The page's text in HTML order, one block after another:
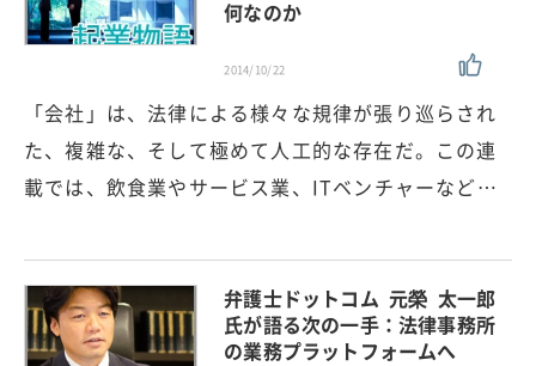
何なのか
2014/10/22
「会社」は、法律による様々な規律が張り巡らされ
た、複雑な、そして極めて人工的な存在だ。この連
載では、飲食業やサービス業、ITベンチャーなど…
弁護士ドットコム 元榮 太一郎
氏が語る次の一手：法律事務所
の業務プラットフォームへ